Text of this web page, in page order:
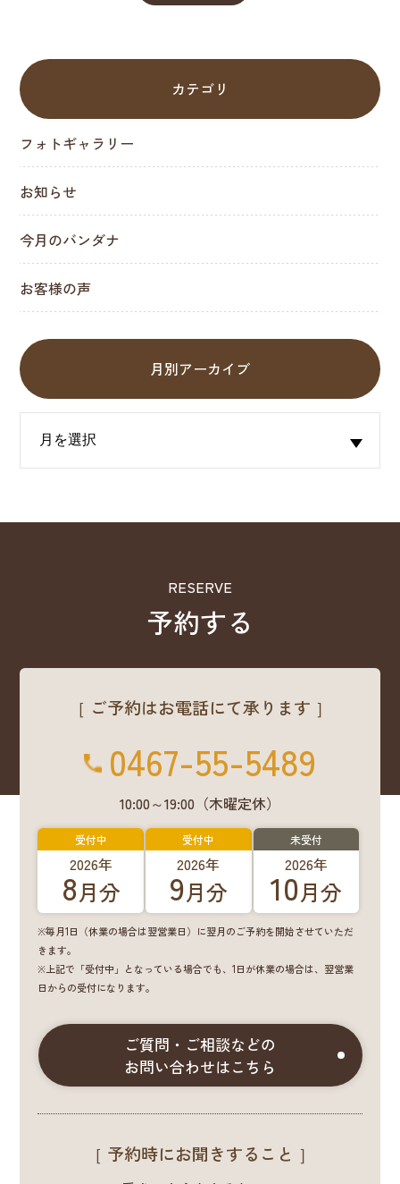
カテゴリ
フォトギャラリー
お知らせ
今月のバンダナ
お客様の声
月別アーカイブ
RESERVE
予約する
［ ご予約はお電話にて承ります ］
0467-55-5489
10:00～19:00（木曜定休）
受付中
2026年
8月分
受付中
2026年
9月分
未受付
2026年
10月分
※毎月1日（休業の場合は翌営業日）に翌月のご予約を開始させていただ
きます。
※上記で「受付中」となっている場合でも、1日が休業の場合は、翌営業
日からの受付になります。
ご質問・ご相談などの
お問い合わせはこちら
［ 予約時にお聞きすること ］